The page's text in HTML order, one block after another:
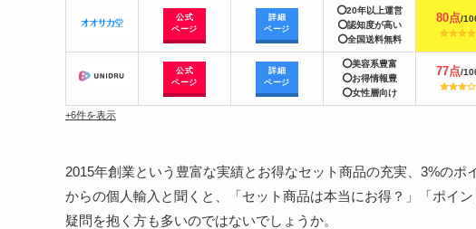
公式
ページ
詳細
ページ
⭕20年以上運営
⭕認知度が高い
⭕全国送料無料
80点/
公式
ページ
詳細
ページ
⭕美容系豊富
⭕お得情報豊
⭕女性層向け
77点/
+6件を表示
2015年創業という豊富な実績とお得なセット商品の充実、3%の
からの個人輸入と聞くと、「セット商品は本当にお得？」「ポイ
疑問を抱く方も多いのではないでしょうか。